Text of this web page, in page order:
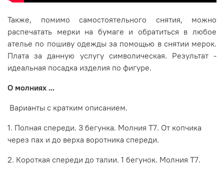
Также, помимо самостоятельного снятия, можно
распечатать мерки на бумаге и обратиться в любое
ателье по пошиву одежды за помощью в снятии мерок.
Плата за данную услугу символическая. Результат -
идеальная посадка изделия по фигуре.
О молниях ...
Варианты с кратким описанием.
1. Полная спереди. 3 бегунка. Молния Т7. От копчика
через пах и до верха воротника спереди.
2. Короткая спереди до талии. 1 бегунок. Молния Т7.